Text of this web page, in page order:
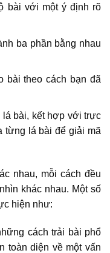
bài với một ý định rõ
ba phần bằng nhau
bài theo cách bạn đã
lá bài, kết hợp với trực
từng lá bài để giải mã
nhau, mỗi cách đều
khác nhau. Một số
hiện như:
cách trải bài phổ
toàn diện về một vấn